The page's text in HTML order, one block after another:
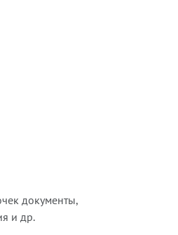
документы,
и др.